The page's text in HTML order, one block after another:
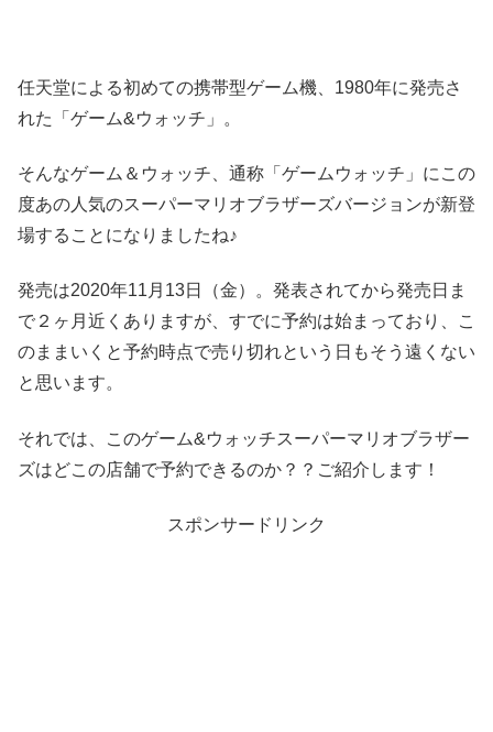
任天堂による初めての携帯型ゲーム機、1980年に発売さ
れた「ゲーム&ウォッチ」。
そんなゲーム＆ウォッチ、通称「ゲームウォッチ」にこの
度あの人気のスーパーマリオブラザーズバージョンが新登
場することになりましたね♪
発売は2020年11月13日（金）。発表されてから発売日ま
で２ヶ月近くありますが、すでに予約は始まっており、こ
のままいくと予約時点で売り切れという日もそう遠くない
と思います。
それでは、このゲーム&ウォッチスーパーマリオブラザー
ズはどこの店舗で予約できるのか？？ご紹介します！
スポンサードリンク